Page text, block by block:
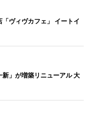
ヴィヴカフェ」 イートイ
」が増築リニューアル 大